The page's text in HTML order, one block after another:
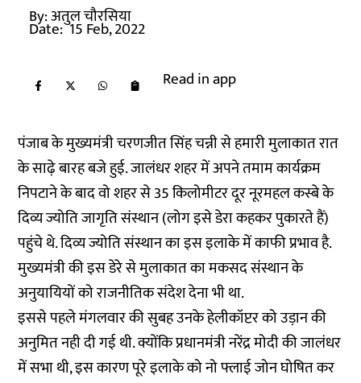
By:अतुल चौरसिया
Date: 15 Feb, 2022
Read in app
पंजाब के मुख्यमंत्री चरणजीत सिंह चन्नी से हमारी मुलाकात रात
के साढ़े बारह बजे हुई. जालंधर शहर में अपने तमाम कार्यक्रम
निपटाने के बाद वो शहर से 35 किलोमीटर दूर नूरमहल कस्बे के
दिव्य ज्योति जागृति संस्थान (लोग इसे डेरा कहकर पुकारते हैं)
पहुंचे थे. दिव्य ज्योति संस्थान का इस इलाके में काफी प्रभाव है.
मुख्यमंत्री की इस डेरे से मुलाकात का मकसद संस्थान के
अनुयायियों को राजनीतिक संदेश देना भी था.
इससे पहले मंगलवार की सुबह उनके हेलीकॉप्टर को उड़ान की
अनुमित नही दी गई थी. क्योंकि प्रधानमंत्री नरेंद्र मोदी की जालंधर
में सभा थी, इस कारण पूरे इलाके को नो फ्लाई जोन घोषित कर